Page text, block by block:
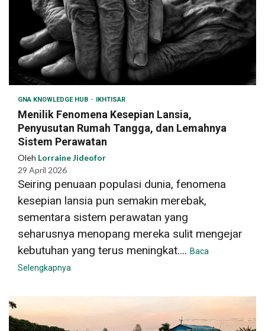
GNA KNOWLEDGE HUB IKHTISAR
Menilik Fenomena Kesepian Lansia,
Penyusutan Rumah Tangga, dan Lemahnya
Sistem Perawatan
Oleh Lorraine Jideofor
29 April 2026
Seiring penuaan populasi dunia, fenomena
kesepian lansia pun semakin merebak,
sementara sistem perawatan yang
seharusnya menopang mereka sulit mengejar
kebutuhan yang terus meningkat.... Baca
Selengkapnya